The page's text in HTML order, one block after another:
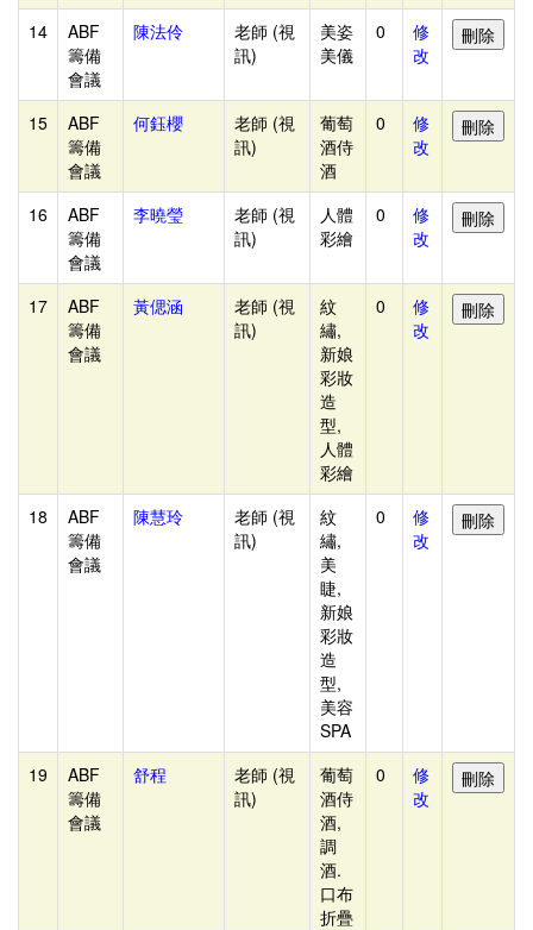
表
競
賽
組
別
管
理
11/02
重
要
資
料
查
-
14
ABF
籌備
會議
陳法伶
老師 (視
訊)
美姿
美儀
0
修
改
15
ABF
籌備
會議
何鈺櫻
老師 (視
訊)
葡萄
酒侍
酒
0
修
改
16
ABF
籌備
會議
李曉瑩
老師 (視
訊)
人體
彩繪
0
修
改
17
ABF
籌備
會議
黃偲涵
老師 (視
訊)
紋
繡,
新娘
彩妝
造
型,
人體
彩繪
0
修
改
18
ABF
籌備
會議
陳慧玲
老師 (視
訊)
紋
繡,
美
睫,
新娘
彩妝
造
型,
美容
SPA
0
修
改
19
ABF
籌備
會議
舒程
老師 (視
訊)
葡萄
酒侍
酒,
調
酒.
口布
折疊
0
修
改